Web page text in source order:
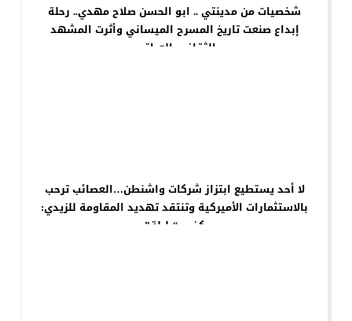
شخصيات من مدينتي .. ابو الحسن صلاح مهدي.. رحلة
إبداع صنعت تاريخ المسرح الميساني وأثرت المشهد
الثقافي العراقي
لا أحد يستطيع ابتزاز شركات واشنطن…العصائب ترحب
بالاستثمارات الأميركية وتنتقد تهديد المقاومة للزيدي:
كفى “بلبلة”